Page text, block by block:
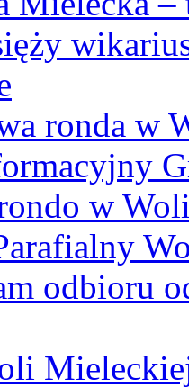
ronda w
w
odbioru